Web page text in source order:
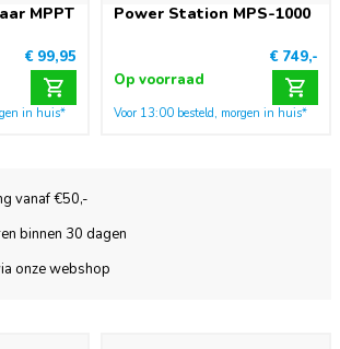
MPPT
€ 99,95
in huis*
Power Station MPS-1000
€ 749,-
Op voorraad
Voor 13:00 besteld, morgen in huis*
vanaf €50,-
binnen 30 dagen
onze webshop